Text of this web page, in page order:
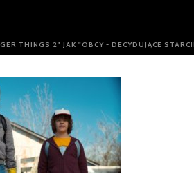
THINGS 2" JAK "OBCY - DECYDUJĄCE